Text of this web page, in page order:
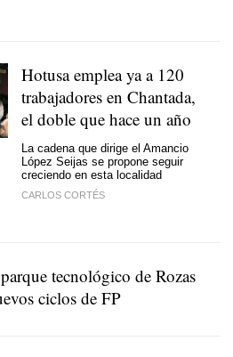
Hotusa emplea ya a 120
trabajadores en Chantada,
el doble que hace un año
La cadena que dirige el Amancio
López Seijas se propone seguir
creciendo en esta localidad
CARLOS CORTÉS
tecnológico de Rozas
ciclos de FP